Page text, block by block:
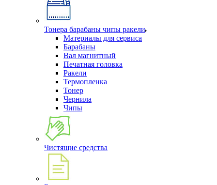
Тонера барабаны чипы ракели
Материалы для сервиса
Барабаны
Вал магнитный
Печатная головка
Ракели
Термопленка
Тонер
Чернила
Чипы
Чистящие средства